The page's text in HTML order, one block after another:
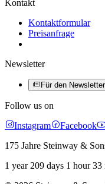
Kontakt
Kontaktformular
Preisanfrage
Newsletter
Für den
Follow us on
Instagram
Facebook
175 Jahre Steinway &
1 year 209 days 1 hour 33